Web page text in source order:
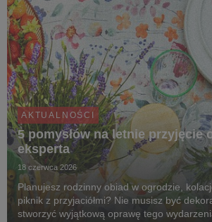
AKTUALNOŚCI
5 pomysłów na letnie przyjęcie
eksperta
18 czerwca 2026
Planujesz rodzinny obiad w ogrodzie,
piknik z przyjaciółmi? Nie musisz być
stworzyć wyjątkową oprawę tego